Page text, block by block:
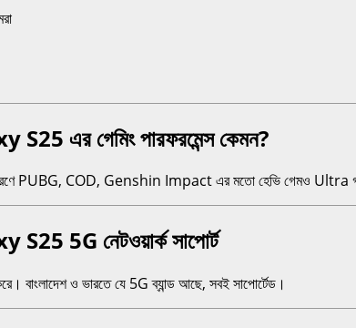
এর গেমিং পারফরমেন্স কেমন?
COD, Genshin Impact এর মতো হেভি গেমও Ultra
5G নেটওয়ার্ক সাপোর্ট
বাংলাদেশ ও ভারতে যে 5G ব্যান্ড আছে, সবই সাপোর্টেড।